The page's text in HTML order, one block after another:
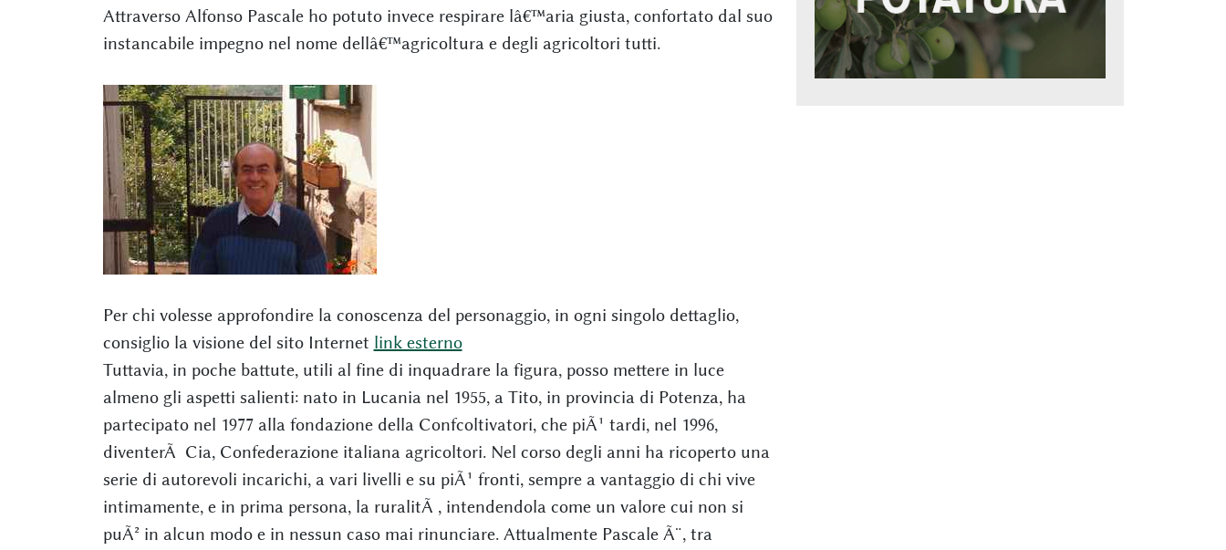
Attraverso Alfonso Pascale ho potuto invece respirare lâ€™aria giusta, confortato dal suo
instancabile impegno nel nome dellâ€™agricoltura e degli agricoltori tutti.
Per chi volesse approfondire la conoscenza del personaggio, in ogni singolo dettaglio,
consiglio la visione del sito Internet link esterno
Tuttavia, in poche battute, utili al fine di inquadrare la figura, posso mettere in luce
almeno gli aspetti salienti: nato in Lucania nel 1955, a Tito, in provincia di Potenza, ha
partecipato nel 1977 alla fondazione della Confcoltivatori, che piÃ¹ tardi, nel 1996,
diventerÃ Cia, Confederazione italiana agricoltori. Nel corso degli anni ha ricoperto una
serie di autorevoli incarichi, a vari livelli e su piÃ¹ fronti, sempre a vantaggio di chi vive
intimamente, e in prima persona, la ruralitÃ , intendendola come un valore cui non si
puÃ² in alcun modo e in nessun caso mai rinunciare. Attualmente Pascale Ã¨, tra